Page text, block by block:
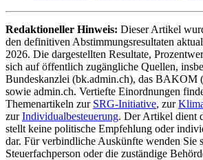
Redaktioneller Hinweis: Dieser Artikel
den definitiven Abstimmungsresultaten
2026. Die dargestellten Resultate,
sich auf öffentlich zugängliche Quellen,
Bundeskanzlei (bk.admin.ch), das BAKOM
sowie admin.ch. Vertiefte Einordnungen
Themenartikeln zur SRG-Initiative, zur
zurIndividualbesteuerung. Der Artikel dient
stellt keine politische Empfehlung oder
dar. Für verbindliche Auskünfte wenden Sie
Steuerfachperson oder die zuständige